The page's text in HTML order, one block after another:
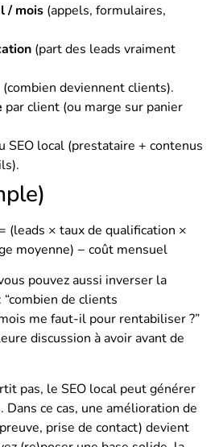
/ mois (appels, formulaires,
(part des leads vraiment
(combien deviennent clients).
par client (ou marge sur panier
SEO local (prestataire + contenus
= (leads × taux de qualification ×
moyenne) − coût mensuel
pouvez aussi inverser la
de clients
me faut-il pour rentabiliser ?”
discussion à avoir avant de
pas, le SEO local peut générer
Dans ce cas, une amélioration de
prise de contact) devient